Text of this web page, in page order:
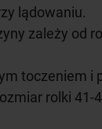
lądowaniu.
zależy od
toczeniem
rolki